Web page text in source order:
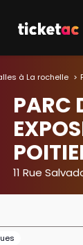
à La rochelle
PARC
11 Rue